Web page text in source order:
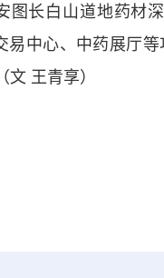
长白山道地药材深
易中心、中药展厅
文 王青享）